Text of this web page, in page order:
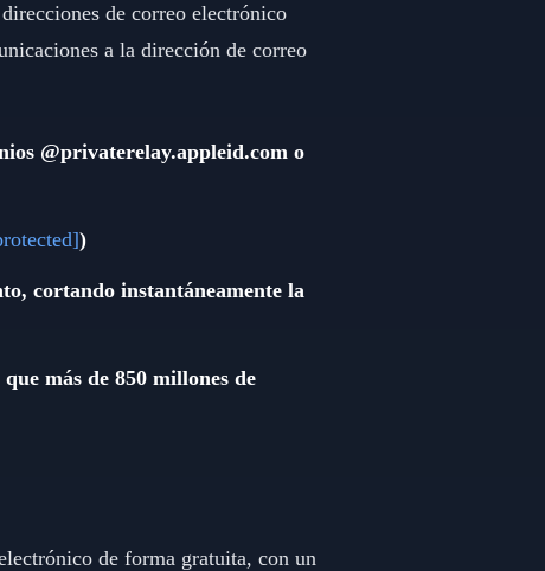
de correo electrónico
a la dirección de correo
@privaterelay.appleid.com o
)
cortando instantáneamente la
más de 850 millones de
de forma gratuita, con un